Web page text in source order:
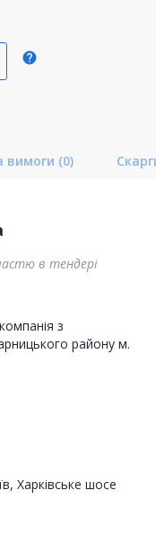
help
вимоги (0)
в тендері
з
району м.
Харківське шосе